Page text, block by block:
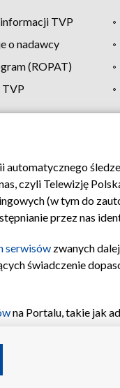
TVP
o nadawcy
(ROPAT)
TVP
zgody Pomoc
czyli Telewizję
(w tym do
przez nas
serwisów zwanych
świadczenie
na Portalu, takie jak
lub dostęp
wyboru